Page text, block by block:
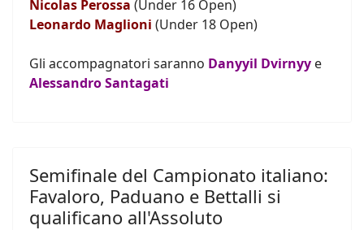
Nicolas Perossa (Under 16 Open)
Leonardo Maglioni (Under 18 Open)
Gli accompagnatori saranno Danyyil Dvirnyy e
Alessandro Santagati
Semifinale del Campionato italiano:
Favaloro, Paduano e Bettalli si
qualificano all'Assoluto